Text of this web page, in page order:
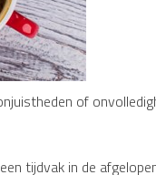
of
tijdvak in de